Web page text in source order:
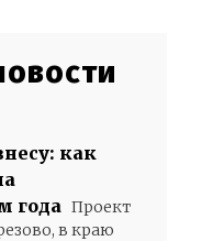
как
года Проект
в краю